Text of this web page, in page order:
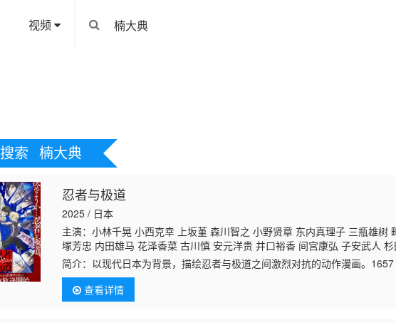
视频
搜索 楠大典
忍者与极道
2025 / 日本
主演：小林千晃 小西克幸 上坂堇 森川智之 小野贤章 东内真理子 三瓶雄树
塚芳忠 内田雄马 花泽香菜 古川慎 安元洋贵 井口裕香 间宫康弘 子安武人
简介： 以现代日本为背景，描绘忍者与极道之间激烈对抗的动作漫画。
后江户守护者神赛惨蔵与始祖极道、江户第一任侠幡随院长兵卫的死斗引发
在延续。极道，既
查看详情